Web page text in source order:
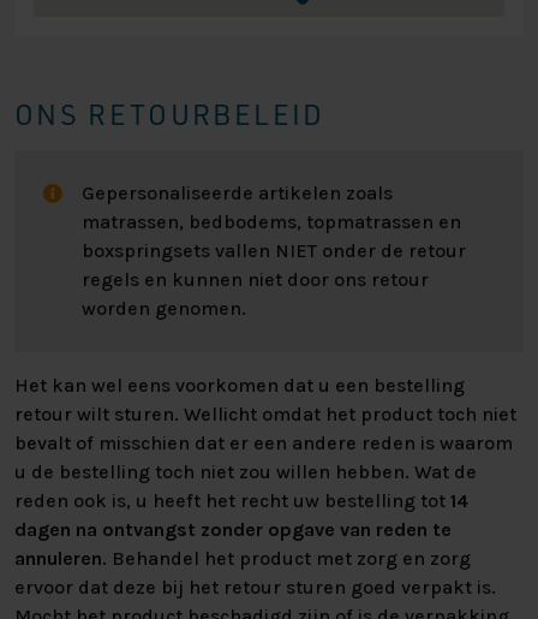
Op onze webshop kunt u kiezen uit 2 stofsoorten, dit
zijn onze meest verkochten stoffen. U heeft de keuze
kiezen uit een makkelijk afneembare stof genaamd:
Preston. Wilt u meerdere stoffen bekijken van andere
stofstalen, dan kunt u langs gaan in een van onze
winkels. U kunt altijd de kleur bestellen zoals
afgebeeld op de foto, deze zetten wij er als keuze in.
natuurlijk bij Nederlands Slaapcentrum. Wilt u ons
assortiment met eigen ogen komen bekijken, heeft u
behoefte aan persoonlijk advies of heeft u andere
vragen? Dan bent u altijd van harte welkom om langs
te komen in één van onze vestigingen!
Kijk voor alle specificaties in het overzicht hiernaast.
Heeft U interesse? Kijk bij “zelf samenstellen” voor alle
ONS RETOURBELEID
Gepersonaliseerde artikelen zoals
matrassen, bedbodems, topmatrassen en
boxspringsets vallen NIET onder de retour
regels en kunnen niet door ons retour
worden genomen.
Het kan wel eens voorkomen dat u een bestelling
retour wilt sturen. Wellicht omdat het product toch niet
bevalt of misschien dat er een andere reden is waarom
u de bestelling toch niet zou willen hebben. Wat de
reden ook is, u heeft het recht uw bestelling tot 14
dagen na ontvangst zonder opgave van reden te
annuleren. Behandel het product met zorg en zorg
ervoor dat deze bij het retour sturen goed verpakt is.